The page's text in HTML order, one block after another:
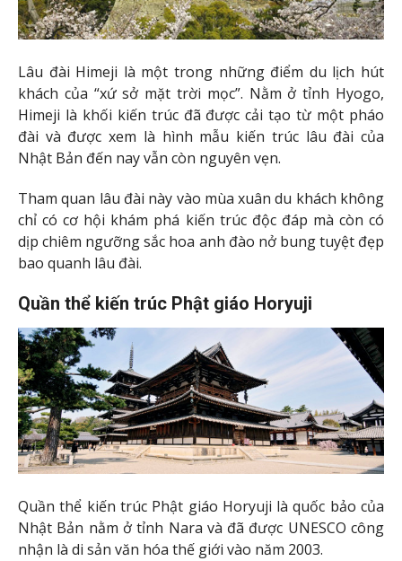
Lâu đài Himeji là một trong những điểm du lịch hút
khách của “xứ sở mặt trời mọc”. Nằm ở tỉnh Hyogo,
Himeji là khối kiến trúc đã được cải tạo từ một pháo
đài và được xem là hình mẫu kiến trúc lâu đài của
Nhật Bản đến nay vẫn còn nguyên vẹn.
Tham quan lâu đài này vào mùa xuân du khách không
chỉ có cơ hội khám phá kiến trúc độc đáp mà còn có
dịp chiêm ngưỡng sắc hoa anh đào nở bung tuyệt đẹp
bao quanh lâu đài.
Quần thể kiến trúc Phật giáo Horyuji
Quần thể kiến trúc Phật giáo Horyuji là quốc bảo của
Nhật Bản nằm ở tỉnh Nara và đã được UNESCO công
nhận là di sản văn hóa thế giới vào năm 2003.